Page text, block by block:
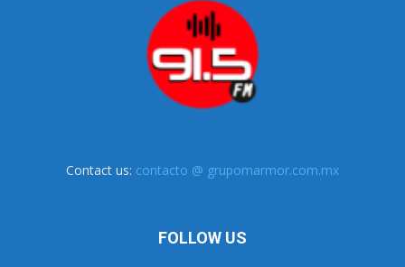
Contact us: contacto @ grupomarmor.com.mx
FOLLOW US